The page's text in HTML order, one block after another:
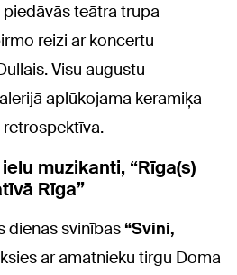
teātra trupa
reizi ar koncertu
Visu augustu
aplūkojama keramiķa
muzikanti, “Rīga(s)
Rīga”
dienas svinības “Svini,
ar amatnieku tirgu Doma